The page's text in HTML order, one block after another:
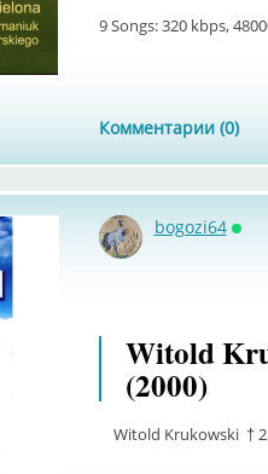
9 Songs: 320 kbps,
Комментарии (0)
bogozi64
Witold
(2000)
Witold Krukowski †